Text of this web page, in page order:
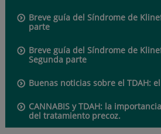
Breve guía del Síndrome de
parte
Breve guía del Síndrome de
Segunda parte
Buenas noticias sobre el TDAH:
CANNABIS y TDAH: la
del tratamiento precoz.